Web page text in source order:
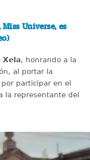
Universe, es
Xela, honrando a la
al portar la
participar en el
la representante del